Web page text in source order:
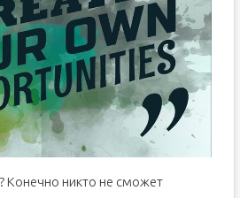
Конечно никто не сможет